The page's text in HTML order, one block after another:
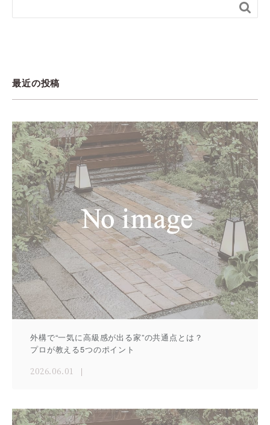

最近の投稿
外構で“一気に高級感が出る家”の共通点とは？
プロが教える5つのポイント
2026.06.01